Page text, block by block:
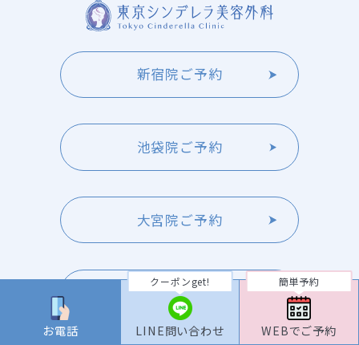
お電話
クーポンget!
LINE問い合わせ
簡単予約
WEBでご予約
新宿院ご予約
池袋院ご予約
大宮院ご予約
横浜院ご予約